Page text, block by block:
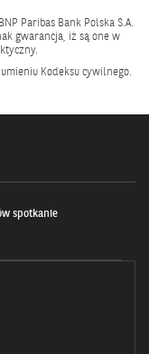
Paribas Bank Polska S.A.
gwarancja, iż są one w
Kodeksu cywilnego.
spotkanie